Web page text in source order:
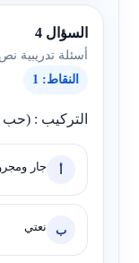
السؤال 4
أسئلة تدريبية
النقاط: 1
التركيب :
أ جار
ب نعتي